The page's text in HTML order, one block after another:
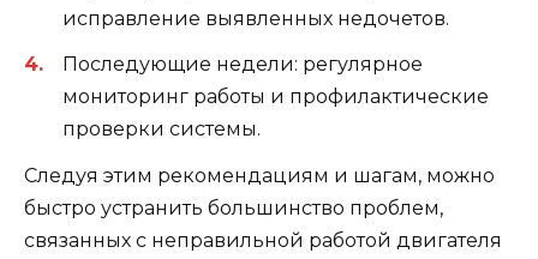
исправление выявленных недочетов.
Последующие недели: регулярное
мониторинг работы и профилактические
проверки системы.
Следуя этим рекомендациям и шагам, можно
быстро устранить большинство проблем,
связанных с неправильной работой двигателя